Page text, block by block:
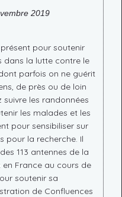
2019
pour soutenir
dans la lutte contre le
parfois on ne guérit
de près ou de loin
les randonnées
les malades et les
pour sensibiliser sur
pour la recherche. Il
113 antennes de la
France au cours de
soutenir sa
de Confluences